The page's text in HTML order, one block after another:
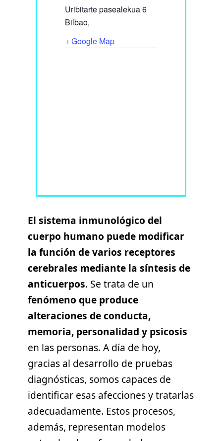
Uribitarte pasealekua 6
Bilbao,
+ Google Map
El sistema inmunológico del
cuerpo humano puede modificar
la función de varios receptores
cerebrales mediante la síntesis de
anticuerpos. Se trata de un
fenómeno que produce
alteraciones de conducta,
memoria, personalidad y psicosis
en las personas. A día de hoy,
gracias al desarrollo de pruebas
diagnósticas, somos capaces de
identificar esas afecciones y tratarlas
adecuadamente. Estos procesos,
además, representan modelos